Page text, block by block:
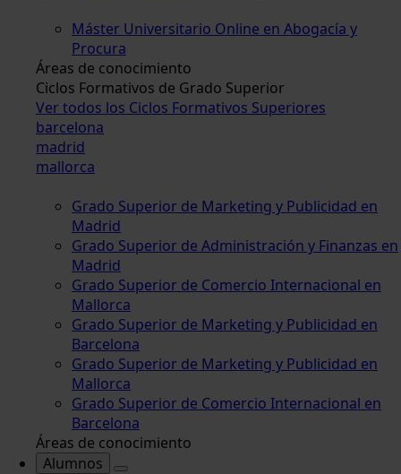
Máster Universitario Online en Abogacía y
Procura
Áreas de conocimiento
Ciclos Formativos de Grado Superior
Ver todos los Ciclos Formativos Superiores
barcelona
madrid
mallorca
Grado Superior de Marketing y Publicidad en
Madrid
Grado Superior de Administración y Finanzas en
Madrid
Grado Superior de Comercio Internacional en
Mallorca
Grado Superior de Marketing y Publicidad en
Barcelona
Grado Superior de Marketing y Publicidad en
Mallorca
Grado Superior de Comercio Internacional en
Barcelona
Áreas de conocimiento
Alumnos